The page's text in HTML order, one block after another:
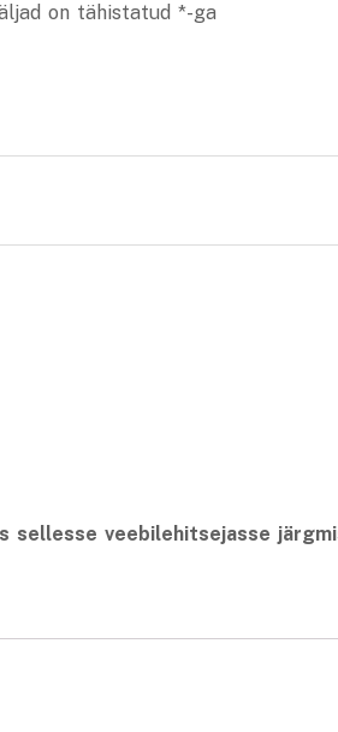
on tähistatud *-ga
sellesse veebilehitsejasse